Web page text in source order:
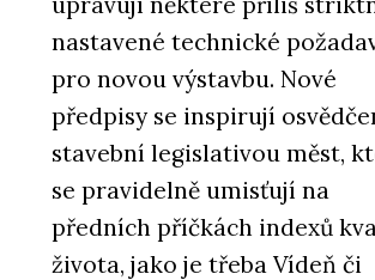
nastavené technické
pro novou výstavbu. Nové
předpisy se inspirují
stavební legislativou měst,
se pravidelně umisťují na
předních příčkách indexů
života, jako je třeba Vídeň či